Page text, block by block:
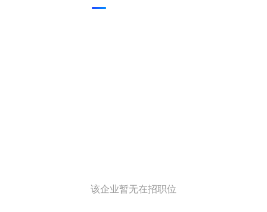
该企业暂无在招职位